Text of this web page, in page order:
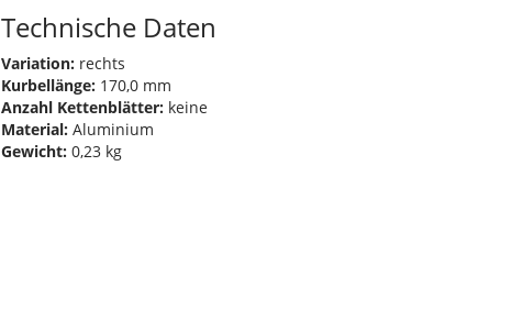
Technische Daten
Variation: rechts
Kurbellänge: 170,0 mm
Anzahl Kettenblätter: keine
Material: Aluminium
Gewicht: 0,23 kg